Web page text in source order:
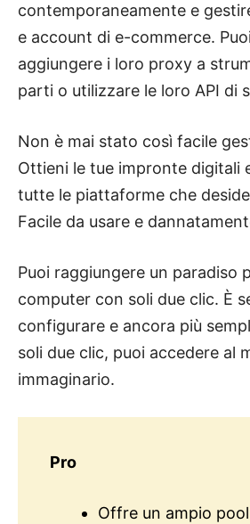
contemporaneamente e
e account di e-commerce.
aggiungere i loro proxy a
parti o utilizzare le loro API di
Non è mai stato così facile
Ottieni le tue impronte digitali
tutte le piattaforme che
Facile da usare e
Puoi raggiungere un paradiso
computer con soli due clic. È
configurare e ancora più
soli due clic, puoi accedere al
immaginario.
Pro
Offre un ampio